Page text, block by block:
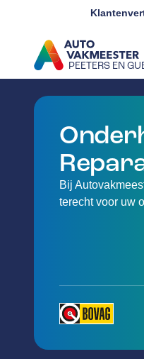
PEETERS EN
GA NAAR DE
Bij
terecht voor uw